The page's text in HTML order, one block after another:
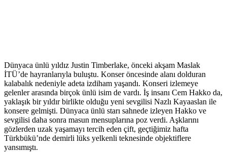
Dünyaca ünlü yıldız Justin Timberlake, önceki akşam Maslak
İTÜ’de hayranlarıyla buluştu. Konser öncesinde alanı dolduran
kalabalık nedeniyle adeta izdiham yaşandı. Konseri izlemeye
gelenler arasında birçok ünlü isim de vardı. İş insanı Cem Hakko da,
yaklaşık bir yıldır birlikte olduğu yeni sevgilisi Nazlı Kayaaslan ile
konsere gelmişti. Dünyaca ünlü starı sahnede izleyen Hakko ve
sevgilisi daha sonra masun mensuplarına poz verdi. Aşklarını
gözlerden uzak yaşamayı tercih eden çift, geçtiğimiz hafta
Türkbükü’nde demirli lüks yelkenli teknesinde objektiflere
yansımıştı.